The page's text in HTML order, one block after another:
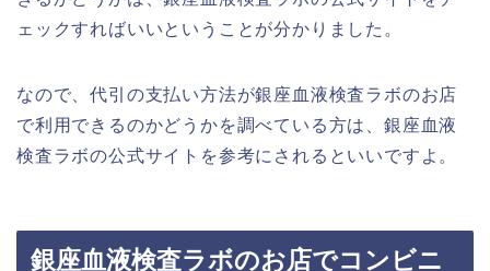
ェックすればいいということが分かりました。
なので、代引の支払い方法が銀座血液検査ラボのお店
で利用できるのかどうかを調べている方は、銀座血液
検査ラボの公式サイトを参考にされるといいですよ。
銀座血液検査ラボのお店でコンビニ